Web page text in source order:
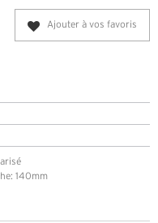
Ajouter à vos favoris
140mm